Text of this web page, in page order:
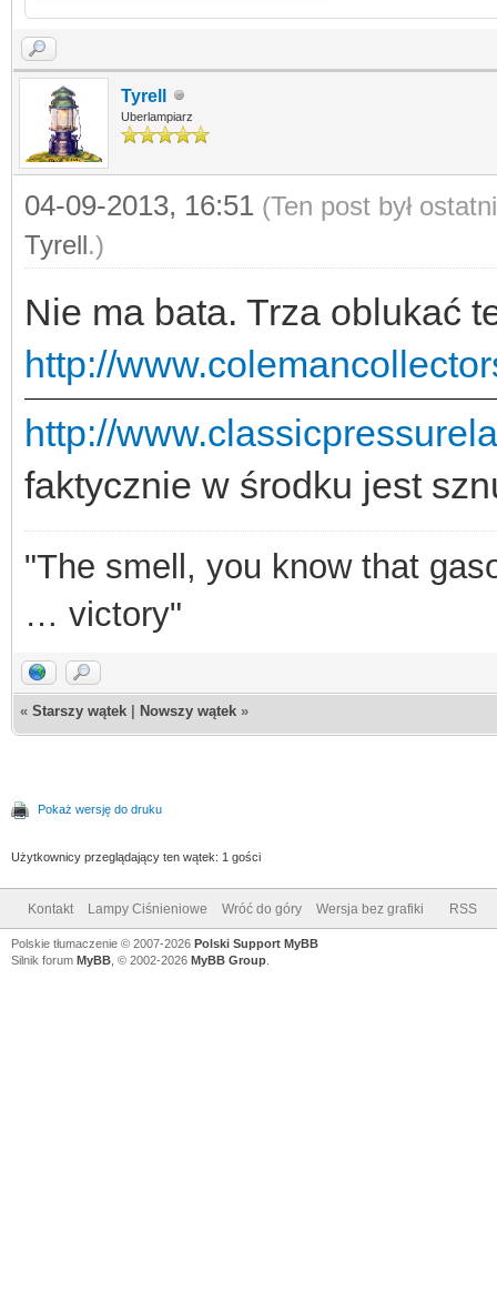
Tyrell
Uberlampiarz
04-09-2013, 16:51 (Ten post był
Tyrell.)
Nie ma bata. Trza oblukać
http://
http://
faktycznie w środku jest
"The smell, you know that
… victory"
« Starszy wątek Nowszy wątek »
Pokaż wersję do druku
Użytkownicy przeglądający ten wątek: 1 gości
Kontakt Lampy Ciśnieniowe Wróć do góry Wersja bez grafiki RSS
Polskie tłumaczenie © 2007-2026 Polski Support MyBB
Silnik forum MyBB , © 2002-2026 MyBB Group